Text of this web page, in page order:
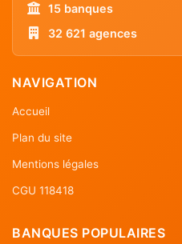
15 banques
32 621 agences
NAVIGATION
Accueil
Plan du site
Mentions légales
CGU 118418
BANQUES POPULAIRES